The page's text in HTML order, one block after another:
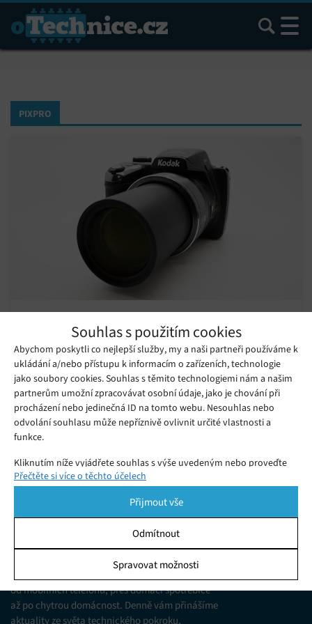
Souhlas s použitím cookies
Abychom poskytli co nejlepší služby, my a naši partneři používáme k
ukládání a/nebo přístupu k informacím o zařízeních, technologie
jako soubory cookies. Souhlas s těmito technologiemi nám a našim
partnerům umožní zpracovávat osobní údaje, jako je chování při
procházení nebo jedinečná ID na tomto webu. Nesouhlas nebo
odvolání souhlasu může nepříznivě ovlivnit určité vlastnosti a
funkce.
Kliknutím níže vyjádřete souhlas s výše uvedeným nebo proveďte
podrobnější rozhodnutí. Vaše volby budou použity pouze na tomto
pomocí přepínačů v Zásadách cookies nebo kliknutím na tlačítko
Spravovat souhlas ve spodní části obrazovky.
Ukládání a/nebo přístup k informacím v zařízení, Porozumění
publiku prostřednictvím statistik nebo kombinací údajů z
různých zdrojů.
Přečtěte si více o těchto účelech
Přijmout vše
Odmítnout
Spravovat možnosti
Hledat
PIXPRO
pro nenáročné
Středa 02. 10. 2019 Redakce
Dnešnímu světu digitálních fotoaparátů vládnou
bezzrcadlovkové systémy.
Jsme web zajímající se o technologické novinky
od mobilních telefonů, přes domácí spotřebiče
až po chytrou domácnost. Denně vám přinášíme
aktuality ze světa technického pokroku,